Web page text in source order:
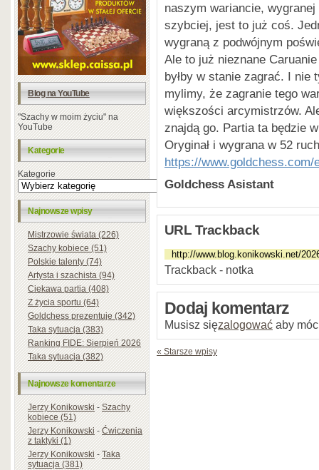
Blog na YouTube
"Szachy w moim życiu" na
YouTube
Kategorie
Kategorie
Najnowsze wpisy
Mistrzowie świata (226)
Szachy kobiece (51)
Polskie talenty (74)
Artysta i szachista (94)
Ciekawa partia (408)
Z życia sportu (64)
Goldchess prezentuje (342)
Taka sytuacja (383)
Ranking FIDE: Sierpień 2026
Taka sytuacja (382)
Najnowsze komentarze
Jerzy Konikowski-Szachy
kobiece (51)
Jerzy Konikowski-Ćwiczenia
z taktyki (1)
Jerzy Konikowski-Taka
sytuacja (381)
naszym wariancie,
szybciej, jest to już coś.
wygraną z podwójnym
Ale to już nieznane
byłby w stanie zagrać. I nie
mylimy, że zagranie tego
większości arcymistrzów.
znajdą go. Partia ta będzie
Oryginał i wygrana w 52
https://
Goldchess Asistant
URL Trackback
Trackback - notka
Dodaj komentarz
Musisz sięzalogować aby
« Starsze wpisy